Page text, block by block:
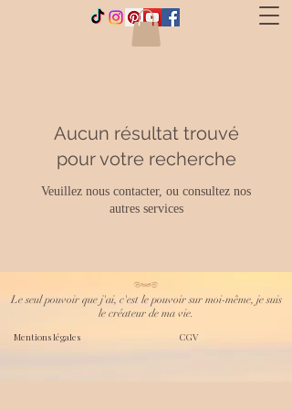
Aucun résultat trouvé
pour votre recherche
Veuillez nous contacter, ou consultez nos
autres services
Le seul pouvoir que j'ai, c'est le pouvoir sur moi-même, je suis
le créateur de ma vie.
Mentions légales
CGV